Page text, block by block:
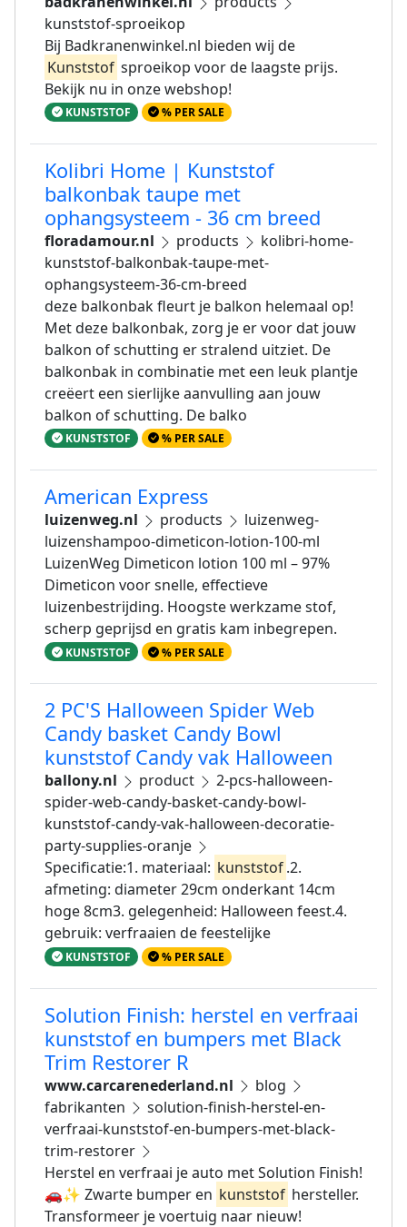
kunststof-sproeikop
Bij Badkranenwinkel.nl bieden wij de
Kunststof sproeikop voor de laagste prijs.
Bekijk nu in onze webshop!
KUNSTSTOF % PER SALE
Kolibri Home | Kunststof
balkonbak taupe met
ophangsysteem - 36 cm breed
floradamour.nl products
kolibri-home-
kunststof-balkonbak-taupe-met-
ophangsysteem-36-cm-breed
deze balkonbak fleurt je balkon helemaal op!
Met deze balkonbak, zorg je er voor dat jouw
balkon of schutting er stralend uitziet. De
balkonbak in combinatie met een leuk plantje
creëert een sierlijke aanvulling aan jouw
balkon of schutting. De balko
KUNSTSTOF % PER SALE
American Express
luizenweg.nl products
luizenweg-
luizenshampoo-dimeticon-lotion-100-ml
LuizenWeg Dimeticon lotion 100 ml – 97%
Dimeticon voor snelle, effectieve
luizenbestrijding. Hoogste werkzame stof,
scherp geprijsd en gratis kam inbegrepen.
KUNSTSTOF % PER SALE
2 PC'S Halloween Spider Web
Candy basket Candy Bowl
kunststof Candy vak Halloween
ballony.nl product
2-pcs-halloween-
spider-web-candy-basket-candy-bowl-
kunststof-candy-vak-halloween-decoratie-
party-supplies-oranje
Specificatie:1. materiaal: kunststof.2.
afmeting: diameter 29cm onderkant 14cm
hoge 8cm3. gelegenheid: Halloween feest.4.
gebruik: verfraaien de feestelijke
KUNSTSTOF % PER SALE
Solution Finish: herstel en verfraai
kunststof en bumpers met Black
Trim Restorer R
www.carcarenederland.nl
blog
fabrikanten
solution-finish-herstel-en-
verfraai-kunststof-en-bumpers-met-black-
trim-restorer
Herstel en verfraai je auto met Solution Finish!
🚗✨ Zwarte bumper en kunststof hersteller.
Transformeer je voertuig naar nieuw!